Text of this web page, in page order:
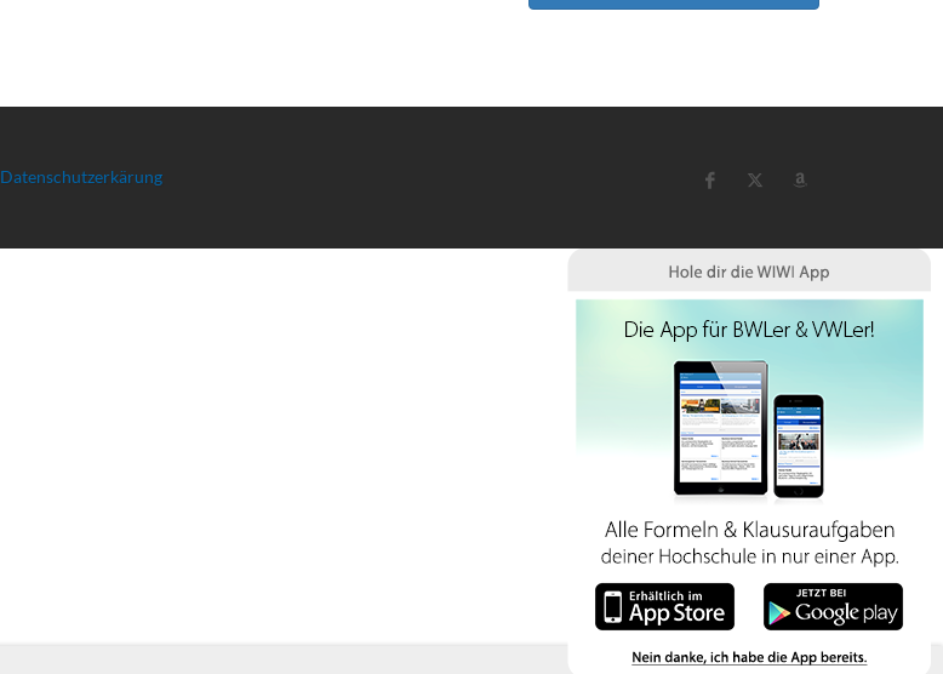
Datenschutzerkärung